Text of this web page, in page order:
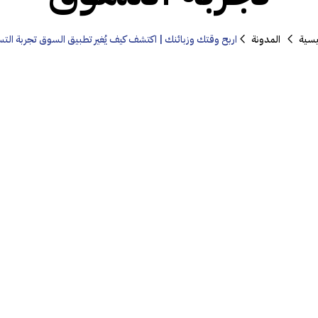
المدونة اربح وقتك وزبائنك | اكتشف كيف يُغير تطبيق السوق تجربة